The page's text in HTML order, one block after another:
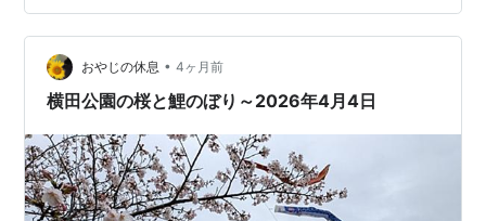
ありましたからね。 この場で話題にしていたのは、次の
もの。 剽窃新潮 作者:いしいひさいち 新潮社 Amazon こ
れは読みたいと思っていたのですが、書店でコミックを
見つけ出すと いうことが得意ではないこともあって、い
おやじの休息 • 4ヶ月前
横田公園の桜と鯉のぼり～2026年4月4日